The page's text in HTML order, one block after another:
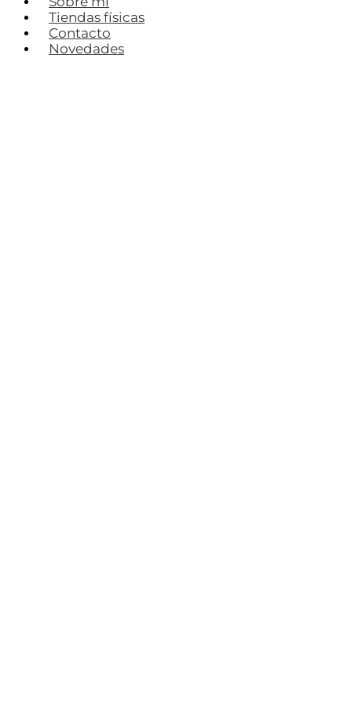
Tiendas físicas
Contacto
Novedades